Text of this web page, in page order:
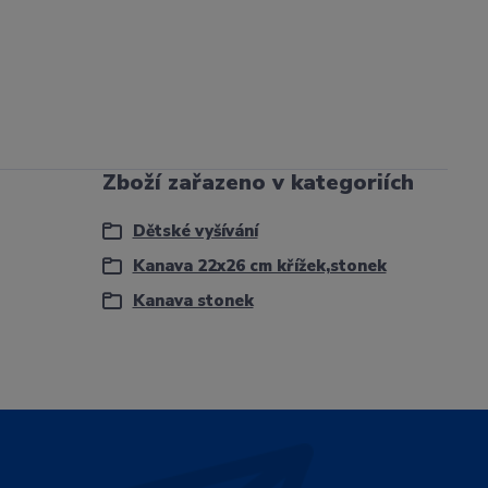
Zboží zařazeno v kategoriích
Dětské vyšívání
Kanava 22x26 cm křížek,stonek
Kanava stonek